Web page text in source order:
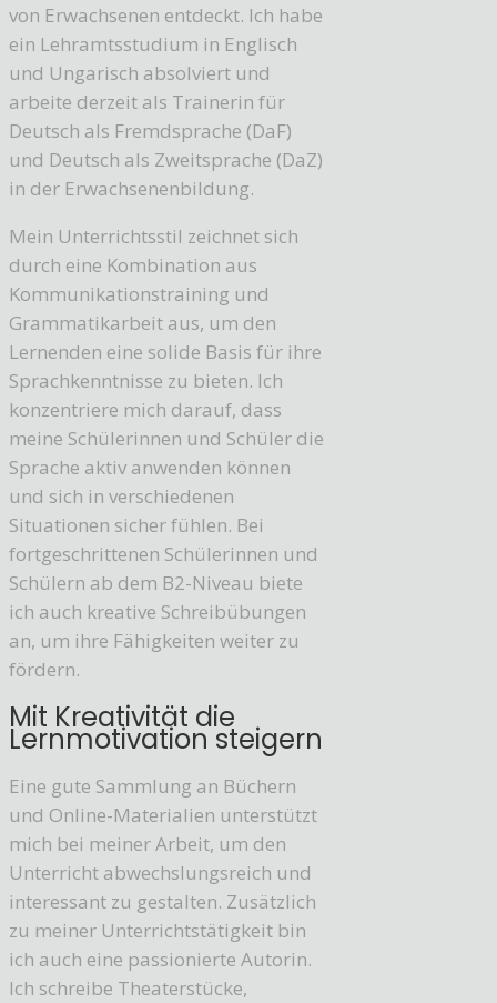
von Erwachsenen entdeckt. Ich habe
ein Lehramtsstudium in Englisch
und Ungarisch absolviert und
arbeite derzeit als Trainerin für
Deutsch als Fremdsprache (DaF)
und Deutsch als Zweitsprache (DaZ)
in der Erwachsenenbildung.
Mein Unterrichtsstil zeichnet sich
durch eine Kombination aus
Kommunikationstraining und
Grammatikarbeit aus, um den
Lernenden eine solide Basis für ihre
Sprachkenntnisse zu bieten. Ich
konzentriere mich darauf, dass
meine Schülerinnen und Schüler die
Sprache aktiv anwenden können
und sich in verschiedenen
Situationen sicher fühlen. Bei
fortgeschrittenen Schülerinnen und
Schülern ab dem B2-Niveau biete
ich auch kreative Schreibübungen
an, um ihre Fähigkeiten weiter zu
fördern.
Mit Kreativität die
Lernmotivation steigern
Eine gute Sammlung an Büchern
und Online-Materialien unterstützt
mich bei meiner Arbeit, um den
Unterricht abwechslungsreich und
interessant zu gestalten. Zusätzlich
zu meiner Unterrichtstätigkeit bin
ich auch eine passionierte Autorin.
Ich schreibe Theaterstücke,